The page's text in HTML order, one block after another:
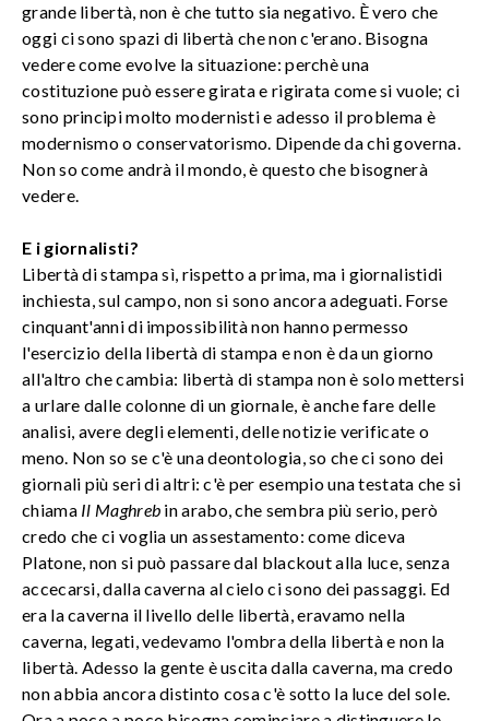
grande libertà, non è che tutto sia negativo. È vero che
oggi ci sono spazi di libertà che non c'erano. Bisogna
vedere come evolve la situazione: perchè una
costituzione può essere girata e rigirata come si vuole; ci
sono principi molto modernisti e adesso il problema è
modernismo o conservatorismo. Dipende da chi governa.
Non so come andrà il mondo, è questo che bisognerà
vedere.
E i giornalisti?
Libertà di stampa sì, rispetto a prima, ma i giornalistidi
inchiesta, sul campo, non si sono ancora adeguati. Forse
cinquant'anni di impossibilità non hanno permesso
l'esercizio della libertà di stampa e non è da un giorno
all'altro che cambia: libertà di stampa non è solo mettersi
a urlare dalle colonne di un giornale, è anche fare delle
analisi, avere degli elementi, delle notizie verificate o
meno. Non so se c'è una deontologia, so che ci sono dei
giornali più seri di altri: c'è per esempio una testata che si
chiama Il Maghreb in arabo, che sembra più serio, però
credo che ci voglia un assestamento: come diceva
Platone, non si può passare dal blackout alla luce, senza
accecarsi, dalla caverna al cielo ci sono dei passaggi. Ed
era la caverna il livello delle libertà, eravamo nella
caverna, legati, vedevamo l'ombra della libertà e non la
libertà. Adesso la gente è uscita dalla caverna, ma credo
non abbia ancora distinto cosa c'è sotto la luce del sole.